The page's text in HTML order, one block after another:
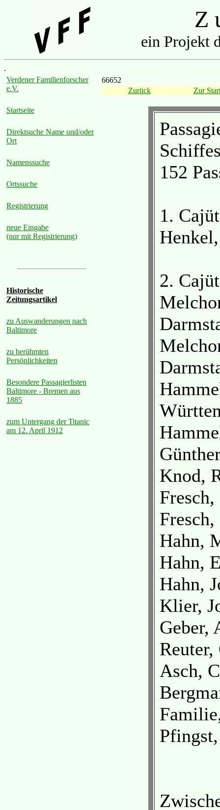
Z
ein Projekt
.
Verdener Familienforscher
e.V.
Startseite
Direktsuche Name und/oder
Ort
Namenssuche
Ortssuche
Registrierung
neue Eingabe
(nur mit Registrierung)
Historische
Zeitungsartikel
zu Auswanderungen nach
Baltimore
zu berühmten
Persönlichkeiten
Besondere Passagierlisten
Baltimore - Bremen aus
1885
zum Untergang der Titanic
am 12. April 1912
66652
Zurück
Zur
152
1.
2.
Knod,
Hahn,
Hahn,
Hahn,
Klier,
Geber,
Asch,